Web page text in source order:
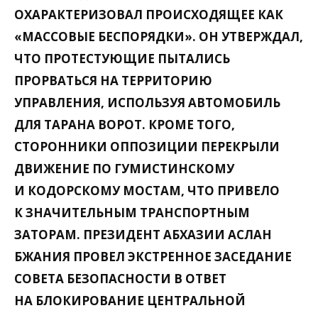
ОХАРАКТЕРИЗОВАЛ ПРОИСХОДЯЩЕЕ КАК
«МАССОВЫЕ БЕСПОРЯДКИ». ОН УТВЕРЖДАЛ,
ЧТО ПРОТЕСТУЮЩИЕ ПЫТАЛИСЬ
ПРОРВАТЬСЯ НА ТЕРРИТОРИЮ
УПРАВЛЕНИЯ, ИСПОЛЬЗУЯ АВТОМОБИЛЬ
ДЛЯ ТАРАНА ВОРОТ. КРОМЕ ТОГО,
СТОРОННИКИ ОППОЗИЦИИ ПЕРЕКРЫЛИ
ДВИЖЕНИЕ ПО ГУМИСТИНСКОМУ
И КОДОРСКОМУ МОСТАМ, ЧТО ПРИВЕЛО
К ЗНАЧИТЕЛЬНЫМ ТРАНСПОРТНЫМ
ЗАТОРАМ. ПРЕЗИДЕНТ АБХАЗИИ АСЛАН
БЖАНИЯ ПРОВЕЛ ЭКСТРЕННОЕ ЗАСЕДАНИЕ
СОВЕТА БЕЗОПАСНОСТИ В ОТВЕТ
НА БЛОКИРОВАНИЕ ЦЕНТРАЛЬНОЙ